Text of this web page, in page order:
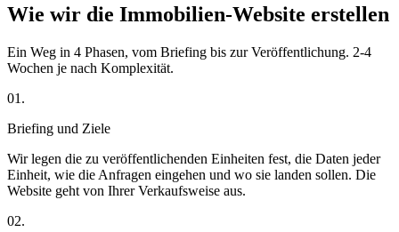
Wie wir die Immobilien-Website erstellen
Ein Weg in 4 Phasen, vom Briefing bis zur Veröffentlichung. 2-4
Wochen je nach Komplexität.
01.
Briefing und Ziele
Wir legen die zu veröffentlichenden Einheiten fest, die Daten jeder
Einheit, wie die Anfragen eingehen und wo sie landen sollen. Die
Website geht von Ihrer Verkaufsweise aus.
02.